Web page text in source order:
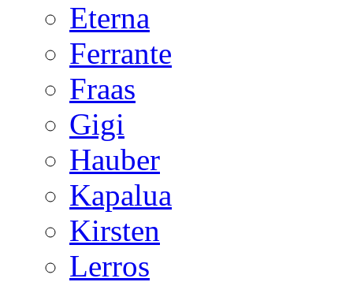
Eterna
Ferrante
Fraas
Gigi
Hauber
Kapalua
Kirsten
Lerros